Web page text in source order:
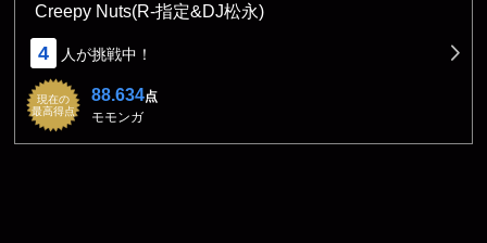
Creepy Nuts(R-指定&DJ松永)
4 人が挑戦中！
現在の
最高得点
88.634点
モモンガ